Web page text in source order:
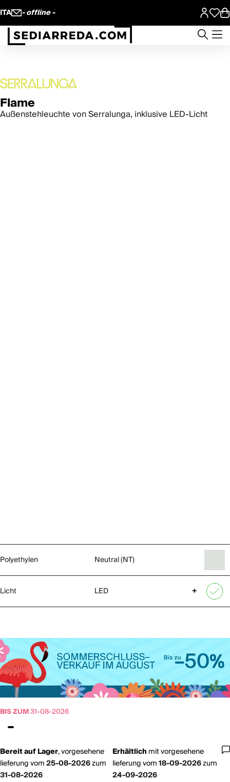
ITA - offline -
Flame
Außenstehleuchte von Serralunga, inklusive LED-Licht
Polyethylen Neutral (NT)
Licht LED +
BIS ZUM31-08-2026
Bereit auf Lager,vorgesehene
lieferung vom25-08-2026zum
31-08-2026
Erhältlich mitvorgesehene
lieferung vom18-09-2026zum
24-09-2026